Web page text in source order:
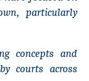
particularly
concepts and
courts across